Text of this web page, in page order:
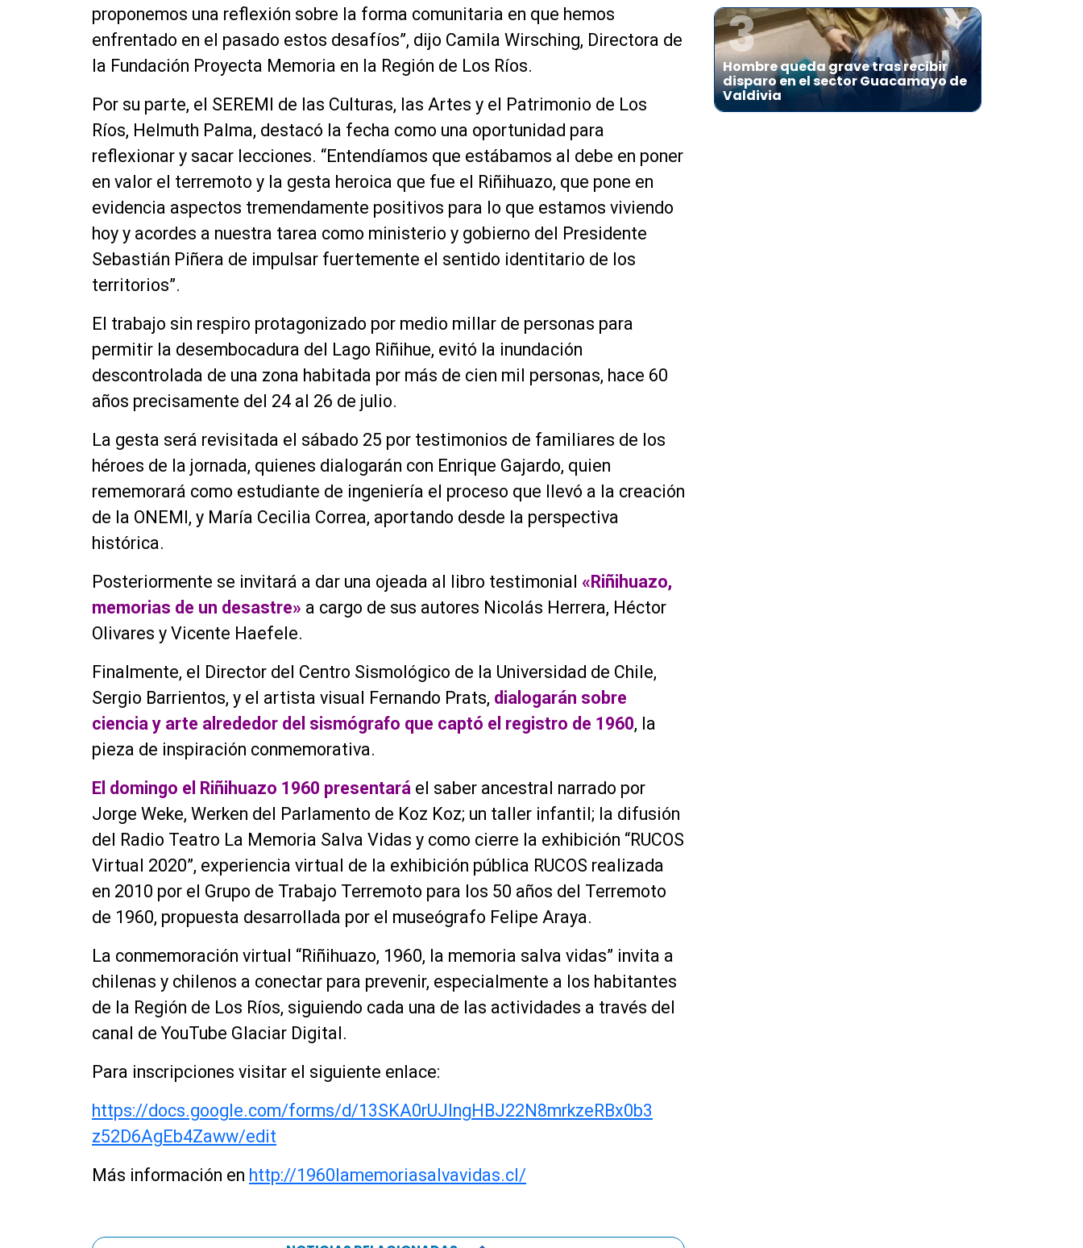
proponemos una reflexión sobre la forma comunitaria en que hemos
enfrentado en el pasado estos desafíos”, dijo Camila Wirsching, Directora de
la Fundación Proyecta Memoria en la Región de Los Ríos.
Por su parte, el SEREMI de las Culturas, las Artes y el Patrimonio de Los
Ríos, Helmuth Palma, destacó la fecha como una oportunidad para
reflexionar y sacar lecciones. “Entendíamos que estábamos al debe en poner
en valor el terremoto y la gesta heroica que fue el Riñihuazo, que pone en
evidencia aspectos tremendamente positivos para lo que estamos viviendo
hoy y acordes a nuestra tarea como ministerio y gobierno del Presidente
Sebastián Piñera de impulsar fuertemente el sentido identitario de los
territorios”.
El trabajo sin respiro protagonizado por medio millar de personas para
permitir la desembocadura del Lago Riñihue, evitó la inundación
descontrolada de una zona habitada por más de cien mil personas, hace 60
años precisamente del 24 al 26 de julio.
La gesta será revisitada el sábado 25 por testimonios de familiares de los
héroes de la jornada, quienes dialogarán con Enrique Gajardo, quien
rememorará como estudiante de ingeniería el proceso que llevó a la creación
de la ONEMI, y María Cecilia Correa, aportando desde la perspectiva
histórica.
Posteriormente se invitará a dar una ojeada al libro testimonial «Riñihuazo,
memorias de un desastre» a cargo de sus autores Nicolás Herrera, Héctor
Olivares y Vicente Haefele.
Finalmente, el Director del Centro Sismológico de la Universidad de Chile,
Sergio Barrientos, y el artista visual Fernando Prats, dialogarán sobre
ciencia y arte alrededor del sismógrafo que captó el registro de 1960, la
pieza de inspiración conmemorativa.
El domingo el Riñihuazo 1960 presentará el saber ancestral narrado por
Jorge Weke, Werken del Parlamento de Koz Koz; un taller infantil; la difusión
del Radio Teatro La Memoria Salva Vidas y como cierre la exhibición “RUCOS
Virtual 2020”, experiencia virtual de la exhibición pública RUCOS realizada
en 2010 por el Grupo de Trabajo Terremoto para los 50 años del Terremoto
de 1960, propuesta desarrollada por el museógrafo Felipe Araya.
La conmemoración virtual “Riñihuazo, 1960, la memoria salva vidas” invita a
chilenas y chilenos a conectar para prevenir, especialmente a los habitantes
de la Región de Los Ríos, siguiendo cada una de las actividades a través del
canal de YouTube Glaciar Digital.
Para inscripciones visitar el siguiente enlace:
https://docs.google.com/forms/d/13SKA0rUJIngHBJ22N8mrkzeRBx0b3
z52D6AgEb4Zaww/edit
Más información en http://1960lamemoriasalvavidas.cl/
3
Hombre queda grave tras recibir
disparo en el sector Guacamayo de
Valdivia